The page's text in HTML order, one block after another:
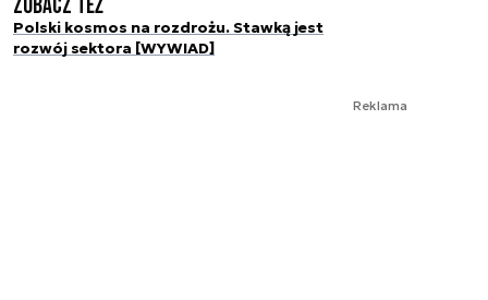
Polski kosmos na rozdrożu. Stawką jest
rozwój sektora [WYWIAD]
Reklama